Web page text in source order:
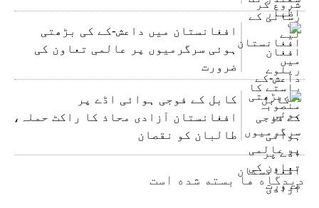
افغانستان میں داعش-کے کی بڑھتی
ہوئی سرگرمیوں پر عالمی تعاون کی
ضرورت
کابل کے فوجی ہوائی اڈے پر
افغانستان آزادی محاذ کا راکٹ حملہ،
طالبان کو نقصان
دیدگاه ها بسته شده است